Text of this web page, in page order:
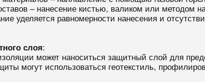
– нанесение кистью, валиком или методом
уделяется равномерности нанесения и
слоя:
может наноситься защитный слой для
могут использоваться геотекстиль,